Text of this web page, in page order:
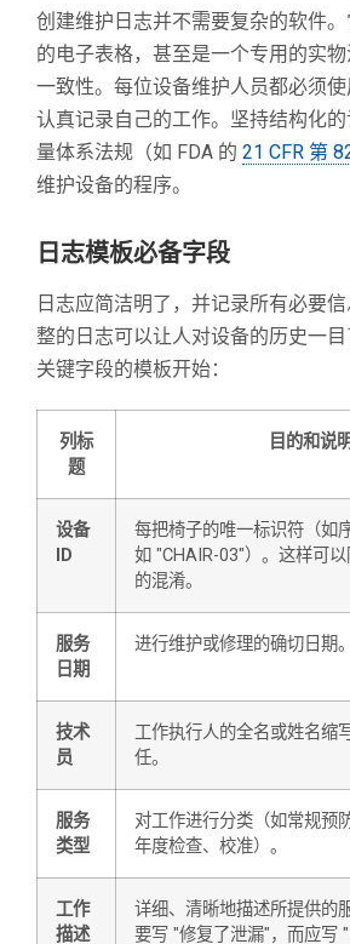
创建维护日志并不需要复杂的软件
的电子表格，甚至是一个专用的实
一致性。每位设备维护人员都必须
认真记录自己的工作。坚持结构化
量体系法规（如 FDA 的 21 CFR 第
维护设备的程序。
日志模板必备字段
日志应简洁明了，并记录所有必要
整的日志可以让人对设备的历史一
关键字段的模板开始：
列标
题
目的和说
设备
ID
每把椅子的唯一标识符（如
如 "CHAIR-03"）。这样可以
的混淆。
服务
日期
进行维护或修理的确切日期。
技术
员
工作执行人的全名或姓名缩
任。
服务
类型
对工作进行分类（如常规预
年度检查、校准）。
工作
描述
详细、清晰地描述所提供的
要写 "修复了泄漏"，而应写